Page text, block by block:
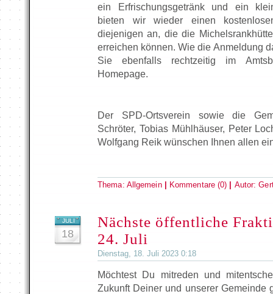
ein Erfrischungsgetränk und ein
bieten wir wieder einen
diejenigen an, die die
erreichen können. Wie die Anmeldung
Sie ebenfalls rechtzeitig im
Homepage.
Der SPD-Ortsverein sowie die
Schröter, Tobias Mühlhäuser, Peter
Wolfgang Reik wünschen Ihnen allen
Thema: Allgemein Kommentare (0) Autor:
JULI
18
Nächste öffentliche
24. Juli
Dienstag, 18. Juli 2023 0:18
Möchtest Du mitreden und
Zukunft Deiner und unserer Gemeinde